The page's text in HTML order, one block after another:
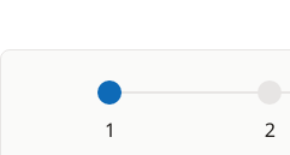
1 2